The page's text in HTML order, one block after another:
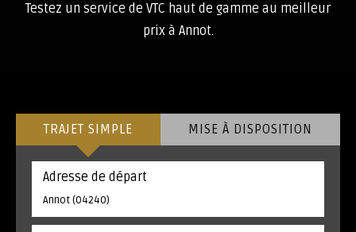
Testez un service de VTC haut de gamme au meilleur
prix à Annot.
TRAJET SIMPLE MISE À DISPOSITION
Adresse de départ